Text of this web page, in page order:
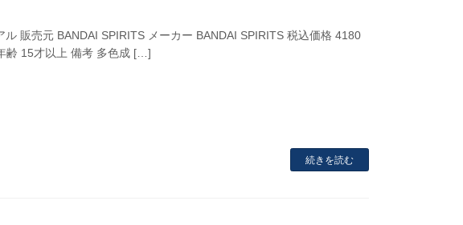
販売元 BANDAI SPIRITS メーカー BANDAI SPIRITS 税込価格 4180
齢 15才以上 備考 多色成 […]
続きを読む